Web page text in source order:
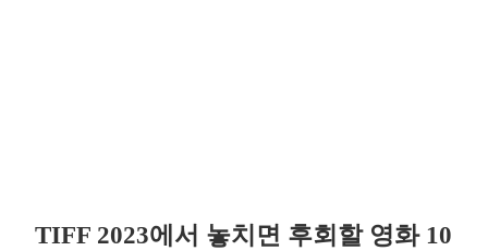
TIFF 2023에서 놓치면 후회할 영화 10